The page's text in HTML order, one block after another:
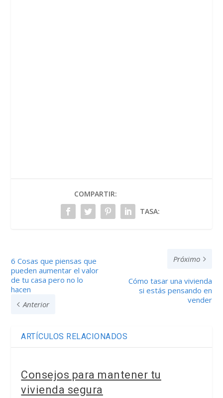
COMPARTIR:
TASA:
6 Cosas que piensas que
pueden aumentar el valor
de tu casa pero no lo
hacen
Anterior
Próximo
Cómo tasar una vivienda
si estás pensando en
vender
ARTÍCULOS RELACIONADOS
Consejos para mantener tu
vivienda segura